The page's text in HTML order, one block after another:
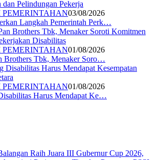
PEMERINTAHAN03/08/2026
Langkah Pemerintah Perk…
PEMERINTAHAN01/08/2026
Brothers Tbk, Menaker Soro…
PEMERINTAHAN01/08/2026
Harus Mendapat Ke…